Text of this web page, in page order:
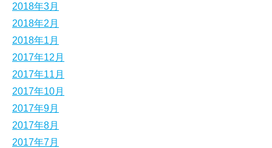
2018年3月
2018年2月
2018年1月
2017年12月
2017年11月
2017年10月
2017年9月
2017年8月
2017年7月